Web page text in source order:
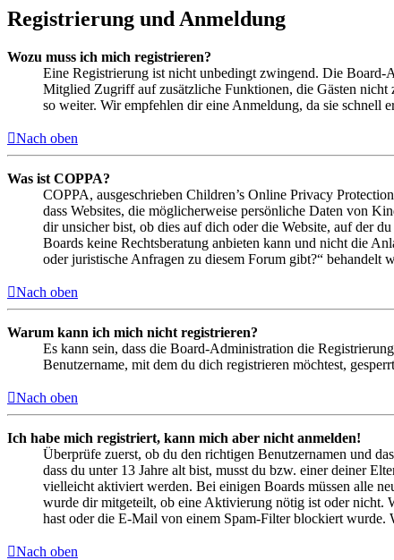
Registrierung und Anmeldung
Wozu muss ich mich registrieren?
Eine Registrierung ist nicht unbedingt zwingend. Die Board-
Mitglied Zugriff auf zusätzliche Funktionen, die Gästen
so weiter. Wir empfehlen dir eine Anmeldung, da sie schnell
Nach oben
Was ist COPPA?
COPPA, ausgeschrieben Children’s Online Privacy
dass Websites, die möglicherweise persönliche Daten von
dir unsicher bist, ob dies auf dich oder die Website, auf der
Boards keine Rechtsberatung anbieten kann und nicht die
oder juristische Anfragen zu diesem Forum gibt?“ behandelt
Nach oben
Warum kann ich mich nicht registrieren?
Es kann sein, dass die Board-Administration die
Benutzername, mit dem du dich registrieren möchtest,
Nach oben
Ich habe mich registriert, kann mich aber nicht anmelden!
Überprüfe zuerst, ob du den richtigen Benutzernamen und
dass du unter 13 Jahre alt bist, musst du bzw. einer deiner
vielleicht aktiviert werden. Bei einigen Boards müssen alle
wurde dir mitgeteilt, ob eine Aktivierung nötig ist oder nicht.
hast oder die E-Mail von einem Spam-Filter blockiert wurde.
Nach oben